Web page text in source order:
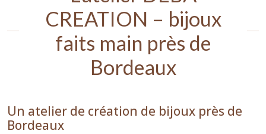
CREATION – bijoux
faits main près de
Bordeaux
Un atelier de création de bijoux près de
Bordeaux